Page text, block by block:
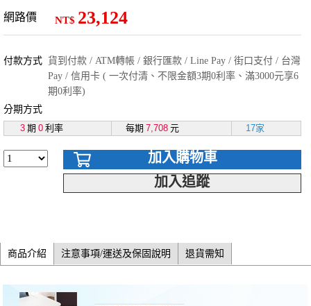
網路價 NT$ 23,124
付款方式 貨到付款 / ATM轉帳 / 銀行匯款 / Line Pay / 街口支付 / 台灣
Pay / 信用卡 ( 一次付清、不限金額3期0利率、滿3000元享6
期0利率)
分期方式
3 期 0 利率 每期 7,708 元 17家
加入購物車
加入追蹤
商品介紹 注意事項/運送及保固說明 退貨需知